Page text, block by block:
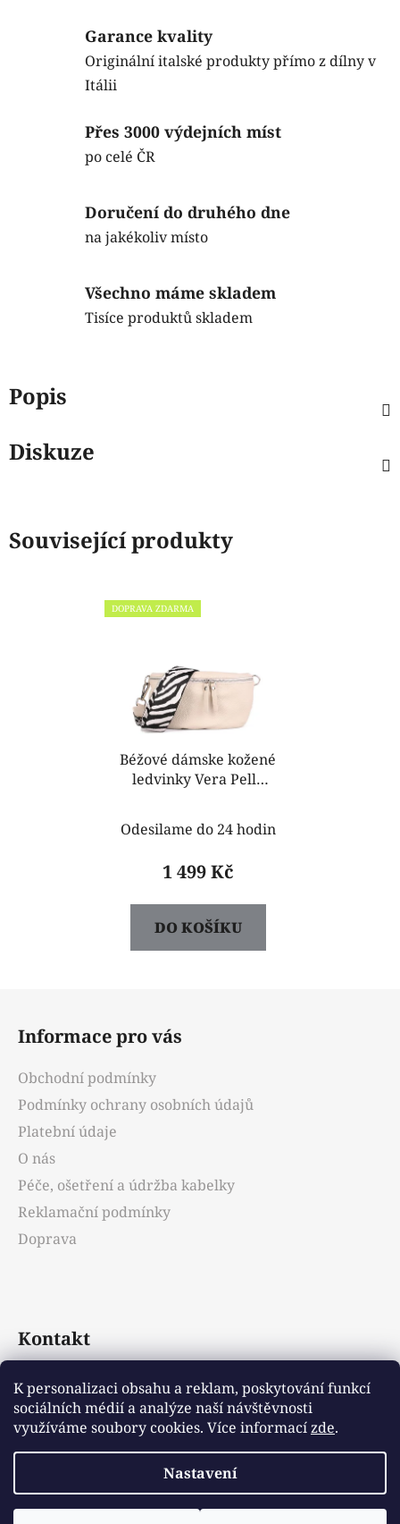
K personalizaci obsahu a reklam, poskytování funkcí
sociálních médií a analýze naší návštěvnosti
využíváme soubory cookies. Více informacízde.
Nastavení
Garance kvality
Originální italské produkty přímo z dílny v
Itálii
Přes 3000 výdejních míst
po celé ČR
Doručení do druhého dne
na jakékoliv místo
Všechno máme skladem
Tisíce produktů skladem
Popis
Diskuze
Související produkty
DOPRAVA ZDARMA
Béžové dámske kožené
ledvinky Vera Pelle
Odesilame do 24 hodin
1 499 Kč
DO KOŠÍKU
Informace pro vás
Obchodní podmínky
Podmínky ochrany osobních údajů
Platební údaje
O nás
Péče, ošetření a údržba kabelky
Reklamační podmínky
Doprava
Kontakt
info@emotys.cz
+421903231812
Vytvořil Shoptet